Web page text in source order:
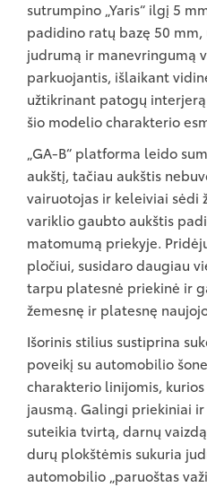
sutrumpino „Yaris“ ilgį 5
padidino ratų bazę 50
judrumą ir manevringumą
parkuojantis, išlaikant
užtikrinant patogų interjerą
šio modelio charakterio
„GA-B“ platforma leido
aukštį, tačiau aukštis
vairuotojas ir keleiviai sėdi
variklio gaubto aukštis
matomumą priekyje.
pločiui, susidaro daugiau
tarpu platesnė priekinė ir
žemesnę ir platesnę
Išorinis stilius sustiprina
poveikį su automobilio
charakterio linijomis,
jausmą. Galingi priekiniai
suteikia tvirtą, darnų
durų plokštėmis sukuria
automobilio „paruoštas